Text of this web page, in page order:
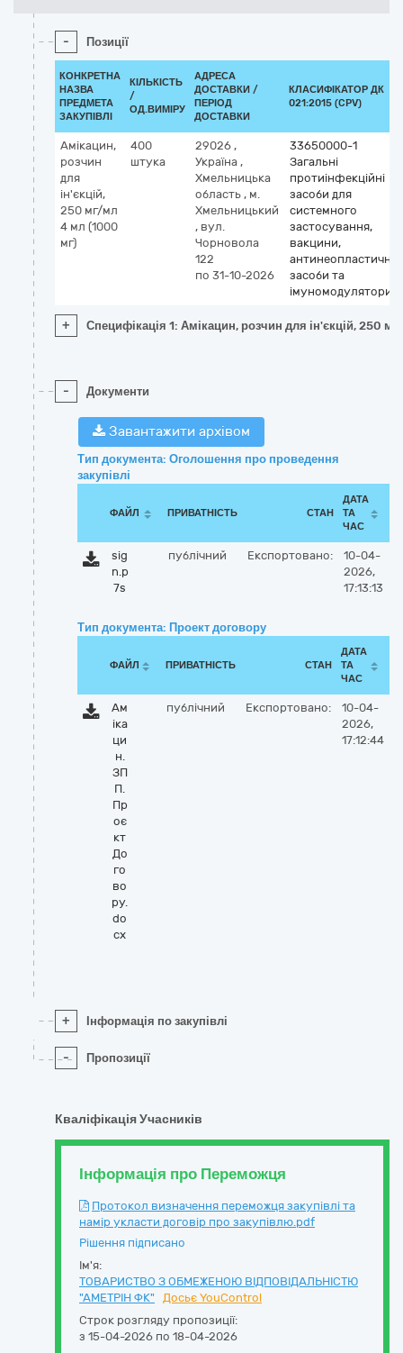
- Позиції
КОНКРЕТНА
НАЗВА
ПРЕДМЕТА
ЗАКУПІВЛІ
КІЛЬКІСТЬ
/
ОД.ВИМІРУ
АДРЕСА
ДОСТАВКИ /
ПЕРІОД
ДОСТАВКИ
КЛАСИФІКАТОР ДК
021:2015 (CPV)
Амікацин,
розчин
для
ін'єкцій,
250 мг/мл
4 мл (1000
мг)
400
штука
29026 ,
Україна ,
Хмельницька
область , м.
Хмельницький
, вул.
Чорновола
122
по 31-10-2026
33650000-1
Загальні
протиінфекційні
засоби для
системного
застосування,
вакцини,
антинеопластичні
засоби та
імуномодулятори
+ Специфікація 1: Амікацин, розчин для ін'єкцій, 250
- Документи
Завантажити архівом
Тип документа: Оголошення про проведення
закупівлі
ФАЙЛ ПРИВАТНІСТЬ СТАН
ДАТА
ТА
ЧАС
sig
n.p
7s
публічний Експортовано:
10-04-
2026,
17:13:13
Тип документа: Проект договору
ФАЙЛ ПРИВАТНІСТЬ СТАН
ДАТА
ТА
ЧАС
Ам
іка
ци
н.
ЗП
П.
Пр
оє
кт
До
го
во
ру.
do
cx
публічний Експортовано:
10-04-
2026,
17:12:44
+ Інформація по закупівлі
- Пропозиції
Кваліфікація Учасників
Інформація про Переможця
Протокол визначення переможця закупівлі та
намір укласти договір про закупівлю.pdf
Рішення підписано
Ім'я:
ТОВАРИСТВО З ОБМЕЖЕНОЮ ВІДПОВІДАЛЬНІСТЮ
"АМЕТРІН ФК"
Досьє YouControl
Строк розгляду пропозиції:
з 15-04-2026 по 18-04-2026